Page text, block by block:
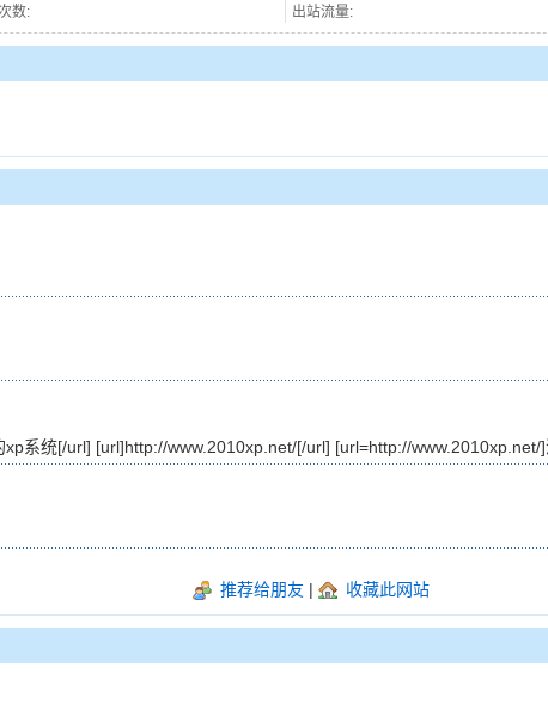
数: 出站流量:
系统[/url] [url]http://www.2010xp.net/[/url] [url=http://www.2010xp.net/
推荐给朋友 | 收藏此网站